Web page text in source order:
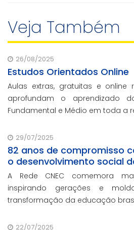
Veja Também
26/08/2025
Estudos Orientados Online
Aulas extras, gratuitas e online
aprofundam o aprendizado
Fundamental e Médio em toda a
29/07/2025
82 anos de compromisso
o desenvolvimento social
A Rede CNEC comemora
inspirando gerações e
transformação da educação
22/07/2025